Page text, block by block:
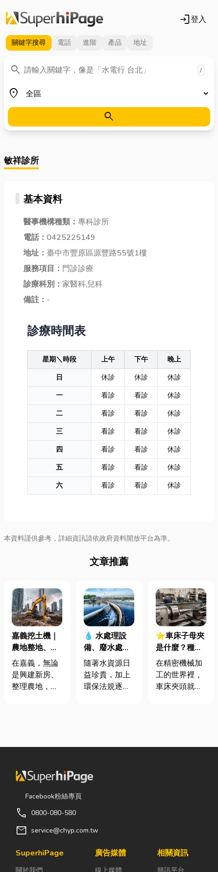
login登入
關鍵字搜尋 電話 進階 產品 地址
search
關鍵字 /
place
地區
search
敏祥診所
基本資料
醫事機構種類： 專科診所
電話： 0425225149
地址： 臺中市豐原區源豐路55號1樓
服務項目： 門診診療
診療科別： 家醫科,兒科
備註： -
診療時間表
星期＼時段 上午 下午
晚上
日
休診 休診
休診
一
看診 看診
休診
二
看診 看診
休診
三
看診 看診
休診
四
看診 看診
休診
五
看診 看診
休診
六
看診 看診 休診
本資料謹供參考，詳細資訊請依政府資料開放平台為準。
文章推薦
嘉義挖土機｜
農地整地、基
地開挖、土方
清運
在嘉義，無論
是興建新房、
整理農地，還
的嘉義挖土
速完成開挖、
整地與回填工
作，更能大幅
間，提高工程
效率。對許多
言，從農田整
💧 水處理設
備、廢水處理
工程與回收水
工程完整解析
｜打造高效率
隨著水資源日
益珍貴，加上
環保法規逐漸
資源管理。透
不僅能改善水
程與回收水工
成本，實現節
⭐車床子母夾
是什麼？種
類、規格挑選
與台灣採購推
薦完整指南
在精密機械加
工的世界裡，
車床夾頭就像
的工件。然
這時，車床子
Facebook粉絲專頁
call 0800-080-580
mail service@chyp.com.tw
SuperhiPage
關於我們
廣告媒體
線上媒體
相關資訊
簡訊平台